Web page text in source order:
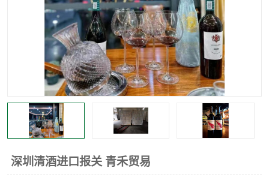
深圳清酒进口报关 青禾贸易
国际灯具清关